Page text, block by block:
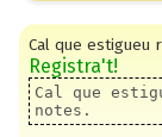
Cal que
Registra't!